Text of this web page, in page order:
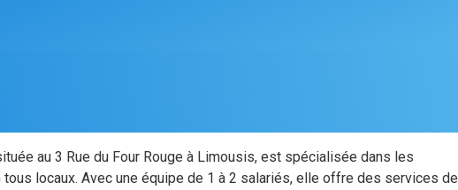
au 3 Rue du Four Rouge à Limousis, est spécialisée dans les
locaux. Avec une équipe de 1 à 2 salariés, elle offre des services de